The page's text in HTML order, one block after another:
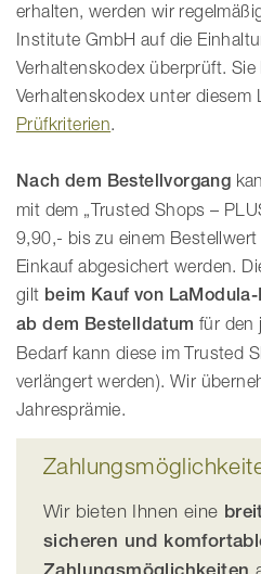
erhalten, werden wir
Institute GmbH auf die
Verhaltenskodex überprüft.
Verhaltenskodex unter diesem
Prüfkriterien.
Nach dem Bestellvorgang
mit dem „Trusted Shops –
9,90,- bis zu einem
Einkauf abgesichert werden.
gilt beim Kauf von
ab dem Bestelldatum für den
Bedarf kann diese im Trusted
verlängert werden). Wir
Jahresprämie.
Wir bieten Ihnen eine
sicheren und
Zahlungsmöglichkeiten